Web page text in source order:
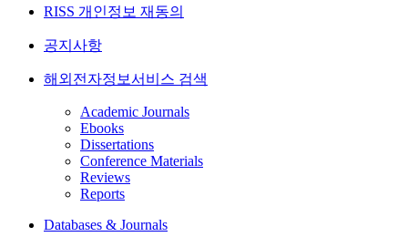
RISS 개인정보 재동의
공지사항
해외전자정보서비스 검색
Academic Journals
Ebooks
Dissertations
Conference Materials
Reviews
Reports
Databases & Journals